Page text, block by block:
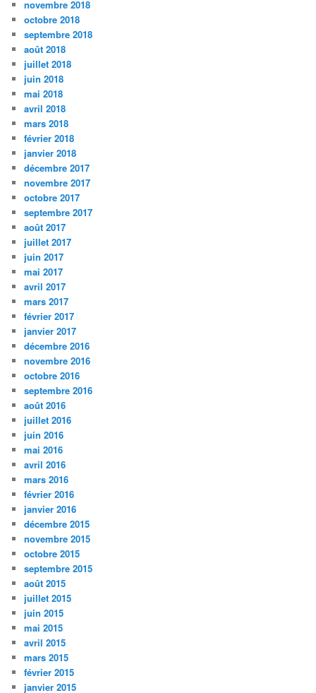
novembre 2018
octobre 2018
septembre 2018
août 2018
juillet 2018
juin 2018
mai 2018
avril 2018
mars 2018
février 2018
janvier 2018
décembre 2017
novembre 2017
octobre 2017
septembre 2017
août 2017
juillet 2017
juin 2017
mai 2017
avril 2017
mars 2017
février 2017
janvier 2017
décembre 2016
novembre 2016
octobre 2016
septembre 2016
août 2016
juillet 2016
juin 2016
mai 2016
avril 2016
mars 2016
février 2016
janvier 2016
décembre 2015
novembre 2015
octobre 2015
septembre 2015
août 2015
juillet 2015
juin 2015
mai 2015
avril 2015
mars 2015
février 2015
janvier 2015